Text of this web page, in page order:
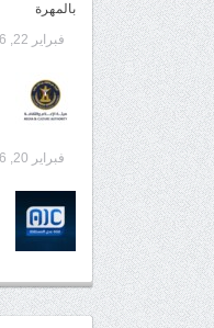
بالمهرة
فبراير 22, 2026
فبراير 20, 2026